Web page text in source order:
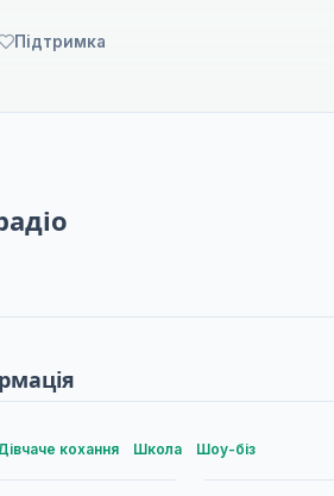
Підтримка
кохання Школа Шоу-біз